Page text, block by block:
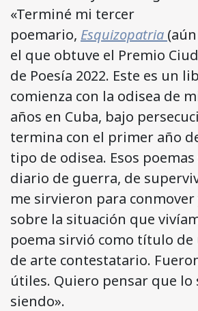
«Terminé mi tercer
poemario, Esquizopatria
el que obtuve el Premio
de Poesía 2022. Este es un
comienza con la odisea de
años en Cuba, bajo
termina con el primer año
tipo de odisea. Esos
diario de guerra, de
me sirvieron para
sobre la situación que
poema sirvió como título de
de arte contestatario.
útiles. Quiero pensar que lo
siendo».